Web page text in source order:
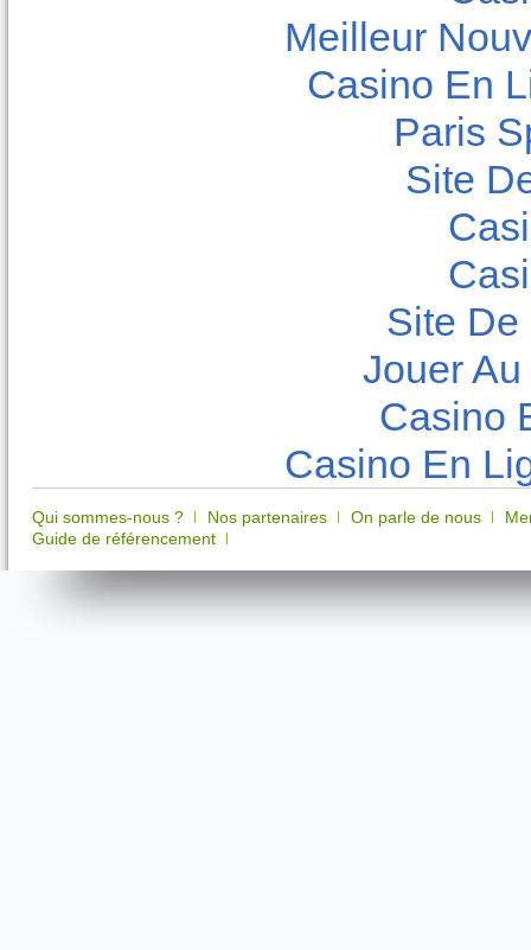
Meilleur
Casino En
Paris
Site
Site De
Jouer
Casino
Casino En
Qui sommes-nous ? Nos partenaires On parle de nous
Guide de référencement